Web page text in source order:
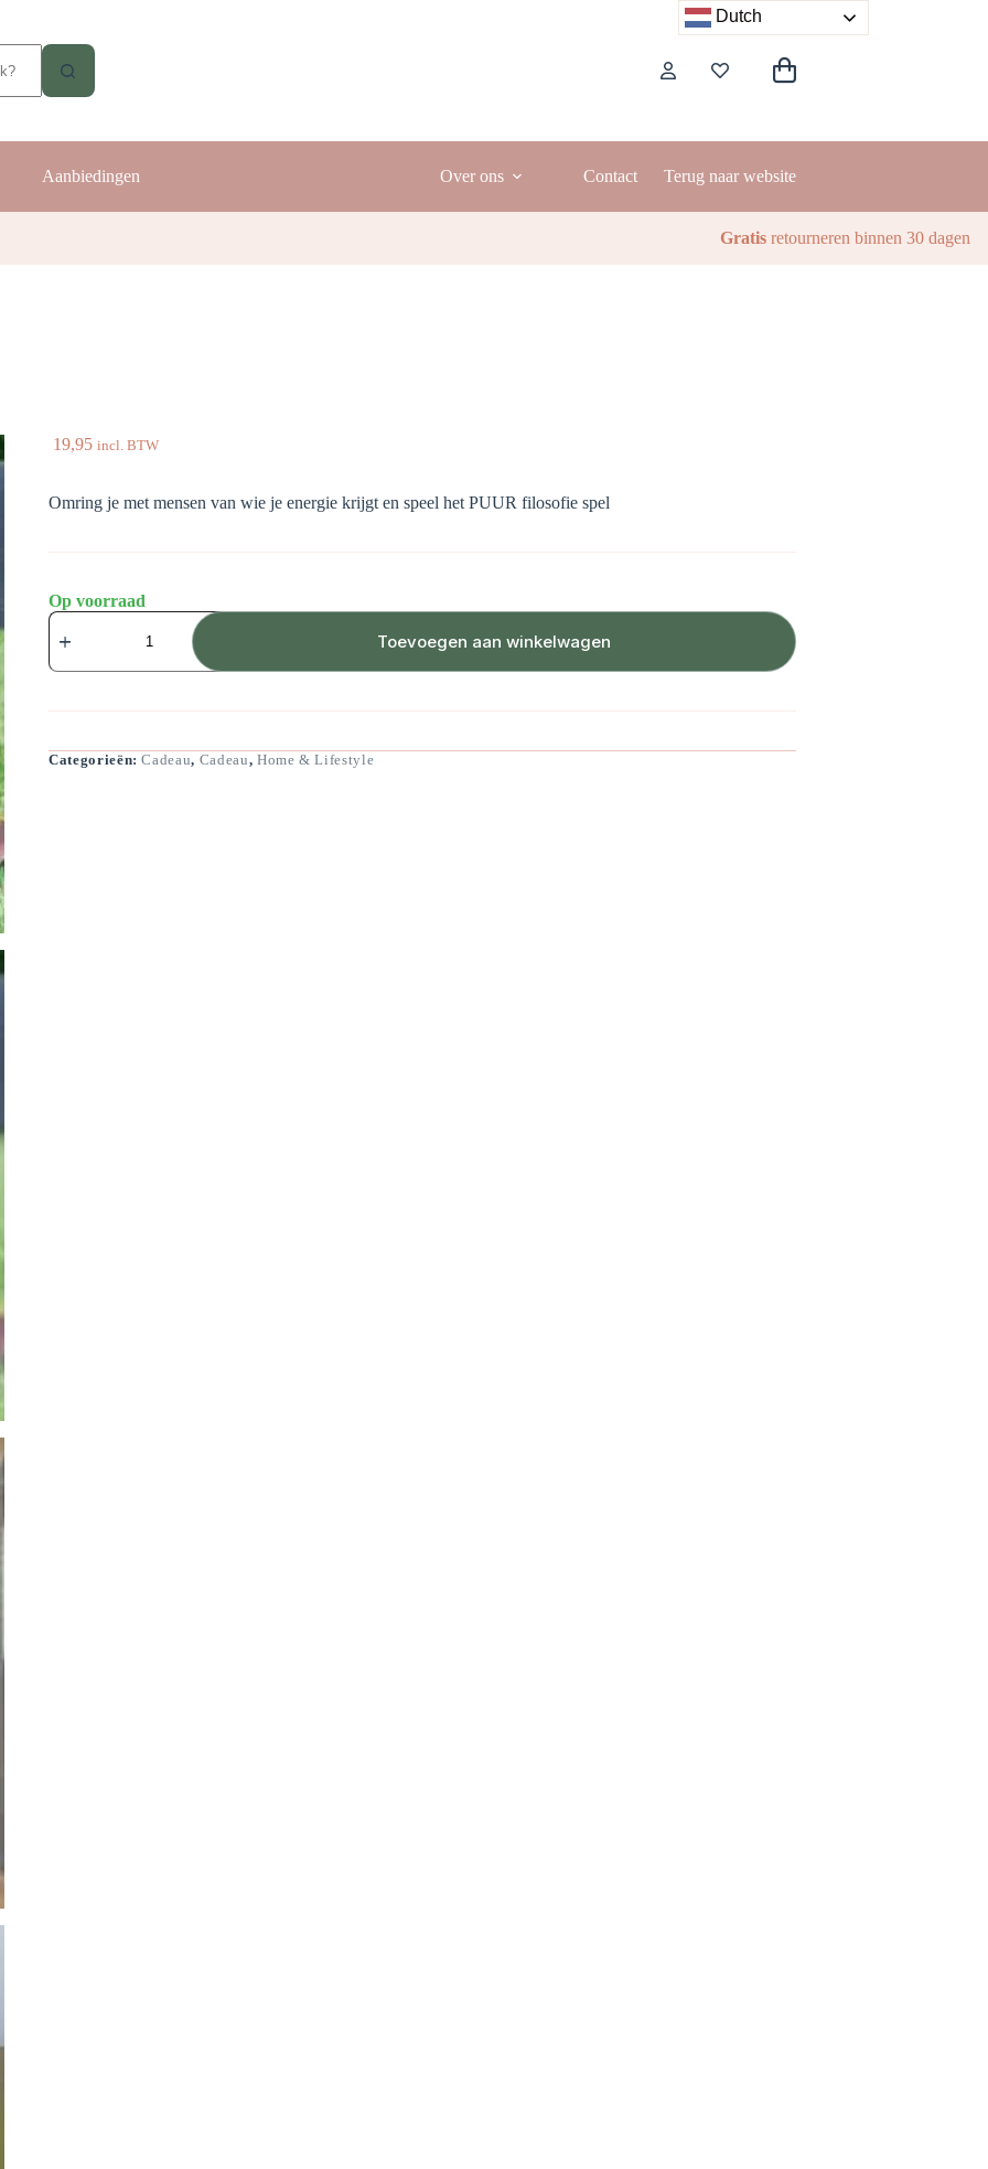
Winkelwagen
Aanbiedingen Over ons Contact Terug naar website
Gratis retourneren binnen 30 dagen
19,95 incl. BTW
Omring je met mensen van wie je energie krijgt en speel het PUUR filosofie spel
Op voorraad
PUUR
filosofiespel
Toevoegen aan winkelwagen
Categorieën:Cadeau, Cadeau, Home & Lifestyle
Dutch